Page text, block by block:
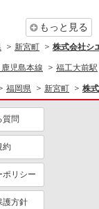
もっと見る
新宮町 株式会社シ
鹿児島本線 福工大前駅
福岡県 新宮町 株
質問
約
ポリシー
護方針